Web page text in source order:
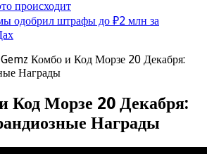
происходит
одобрил штрафы до ₽2 млн за
Gemz Комбо и Код Морзе 20 Декабря:
Награды
Код Морзе 20 Декабря:
Награды